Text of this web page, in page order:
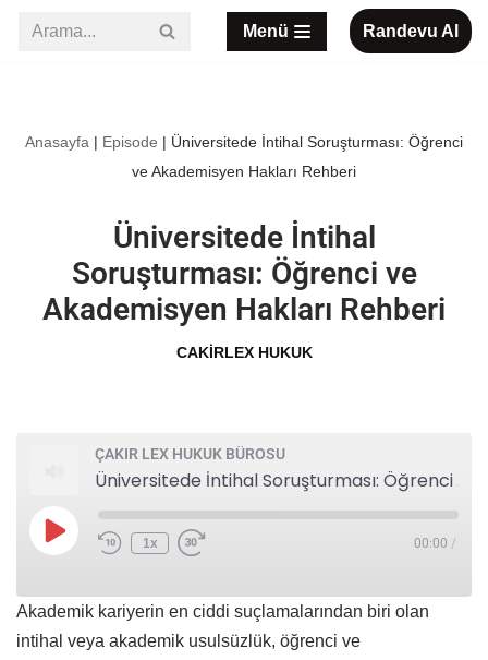
Menü Randevu Al
Anasayfa | Episode | Üniversitede İntihal Soruşturması: Öğrenci
ve Akademisyen Hakları Rehberi
Üniversitede İntihal
Soruşturması: Öğrenci ve
Akademisyen Hakları Rehberi
CAKIRLEX HUKUK
ÇAKIR LEX HUKUK BÜROSU
Üniversitede İntihal Soruşturması: Öğrenci ve Akademisyen Hakları Rehberi
1x 00:00 /
Akademik kariyerin en ciddi suçlamalarından biri olan
intihal veya akademik usulsüzlük, öğrenci ve